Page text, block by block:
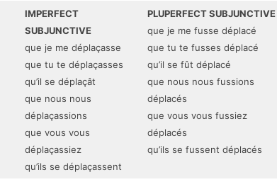
IMPERFECT
SUBJUNCTIVE
que je me déplaçasse
que tu te déplaçasses
qu’il se déplaçât
que nous nous
déplaçassions
que vous vous
déplaçassiez
qu’ils se déplaçassent
PLUPERFECT SUBJUNCTIVE
que je me fusse déplacé
que tu te fusses déplacé
qu’il se fût déplacé
que nous nous fussions
déplacés
que vous vous fussiez
déplacés
qu’ils se fussent déplacés